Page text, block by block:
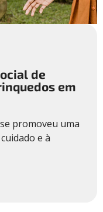
de
em
promoveu uma
e à